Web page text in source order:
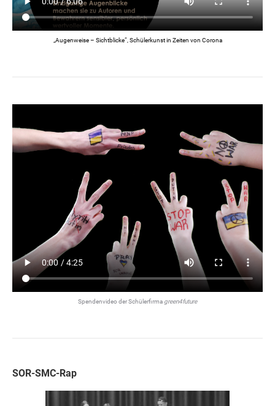
„Augenweise – Sichtblicke“, Schülerkunst in Zeiten von Corona
Spendenvideo der Schülerfirma green4future
SOR-SMC-Rap